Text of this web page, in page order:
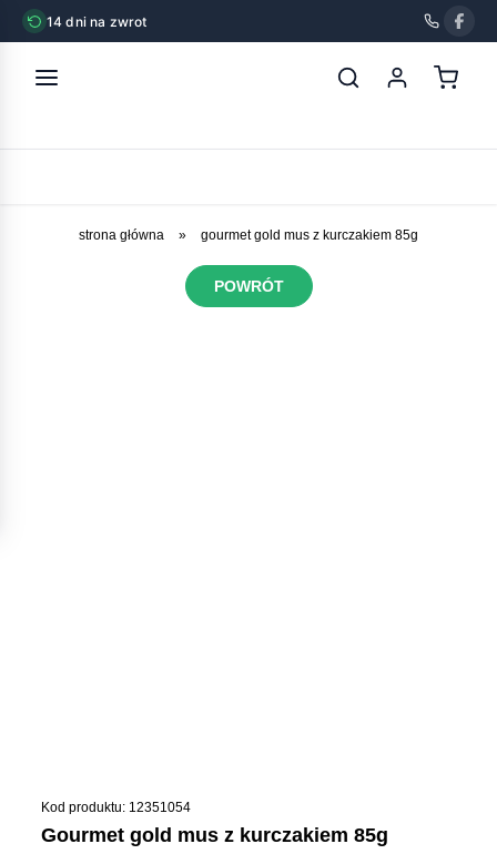
14 dni na zwrot
strona główna » gourmet gold mus z kurczakiem 85g
POWRÓT
Kod produktu: 12351054
gourmet gold mus z kurczakiem 85g